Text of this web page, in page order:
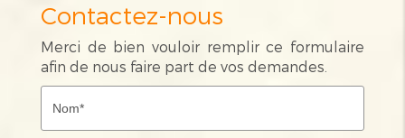
Contactez-nous
Merci de bien vouloir remplir ce formulaire
afin de nous faire part de vos demandes.